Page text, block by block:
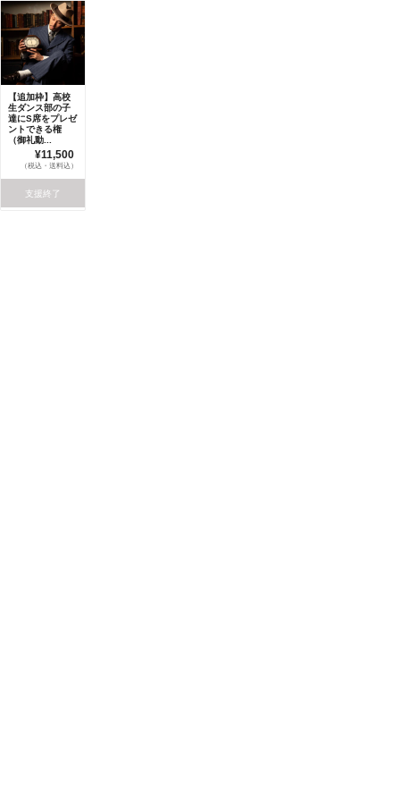
【追加枠】高校
生ダンス部の子
達にS席をプレゼ
ントできる権
（御礼動...
¥11,500
（税込・送料込）
支援終了